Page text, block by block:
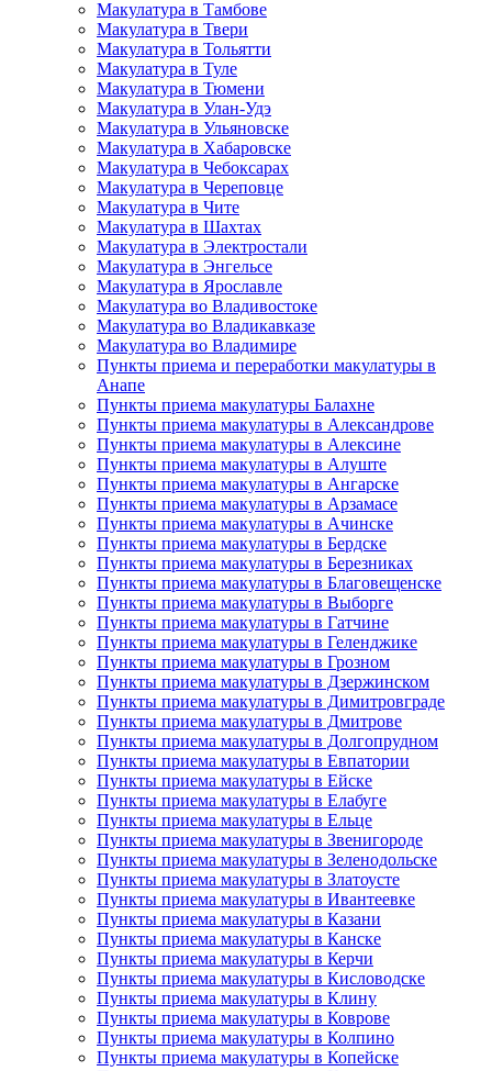
Макулатура в Тамбове
Макулатура в Твери
Макулатура в Тольятти
Макулатура в Туле
Макулатура в Тюмени
Макулатура в Улан-Удэ
Макулатура в Ульяновске
Макулатура в Хабаровске
Макулатура в Чебоксарах
Макулатура в Череповце
Макулатура в Чите
Макулатура в Шахтах
Макулатура в Электростали
Макулатура в Энгельсе
Макулатура в Ярославле
Макулатура во Владивостоке
Макулатура во Владикавказе
Макулатура во Владимире
Пункты приема и переработки макулатуры в
Анапе
Пункты приема макулатуры Балахне
Пункты приема макулатуры в Александрове
Пункты приема макулатуры в Алексине
Пункты приема макулатуры в Алуште
Пункты приема макулатуры в Ангарске
Пункты приема макулатуры в Арзамасе
Пункты приема макулатуры в Ачинске
Пункты приема макулатуры в Бердске
Пункты приема макулатуры в Березниках
Пункты приема макулатуры в Благовещенске
Пункты приема макулатуры в Выборге
Пункты приема макулатуры в Гатчине
Пункты приема макулатуры в Геленджике
Пункты приема макулатуры в Грозном
Пункты приема макулатуры в Дзержинском
Пункты приема макулатуры в Димитровграде
Пункты приема макулатуры в Дмитрове
Пункты приема макулатуры в Долгопрудном
Пункты приема макулатуры в Евпатории
Пункты приема макулатуры в Ейске
Пункты приема макулатуры в Елабуге
Пункты приема макулатуры в Ельце
Пункты приема макулатуры в Звенигороде
Пункты приема макулатуры в Зеленодольске
Пункты приема макулатуры в Златоусте
Пункты приема макулатуры в Ивантеевке
Пункты приема макулатуры в Казани
Пункты приема макулатуры в Канске
Пункты приема макулатуры в Керчи
Пункты приема макулатуры в Кисловодске
Пункты приема макулатуры в Клину
Пункты приема макулатуры в Коврове
Пункты приема макулатуры в Колпино
Пункты приема макулатуры в Копейске